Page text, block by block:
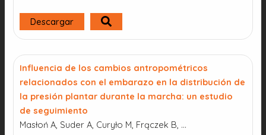
Descargar
Influencia de los cambios antropométricos
relacionados con el embarazo en la distribución de
la presión plantar durante la marcha: un estudio
de seguimiento
Masłoń A, Suder A, Curyło M, Frączek B, …